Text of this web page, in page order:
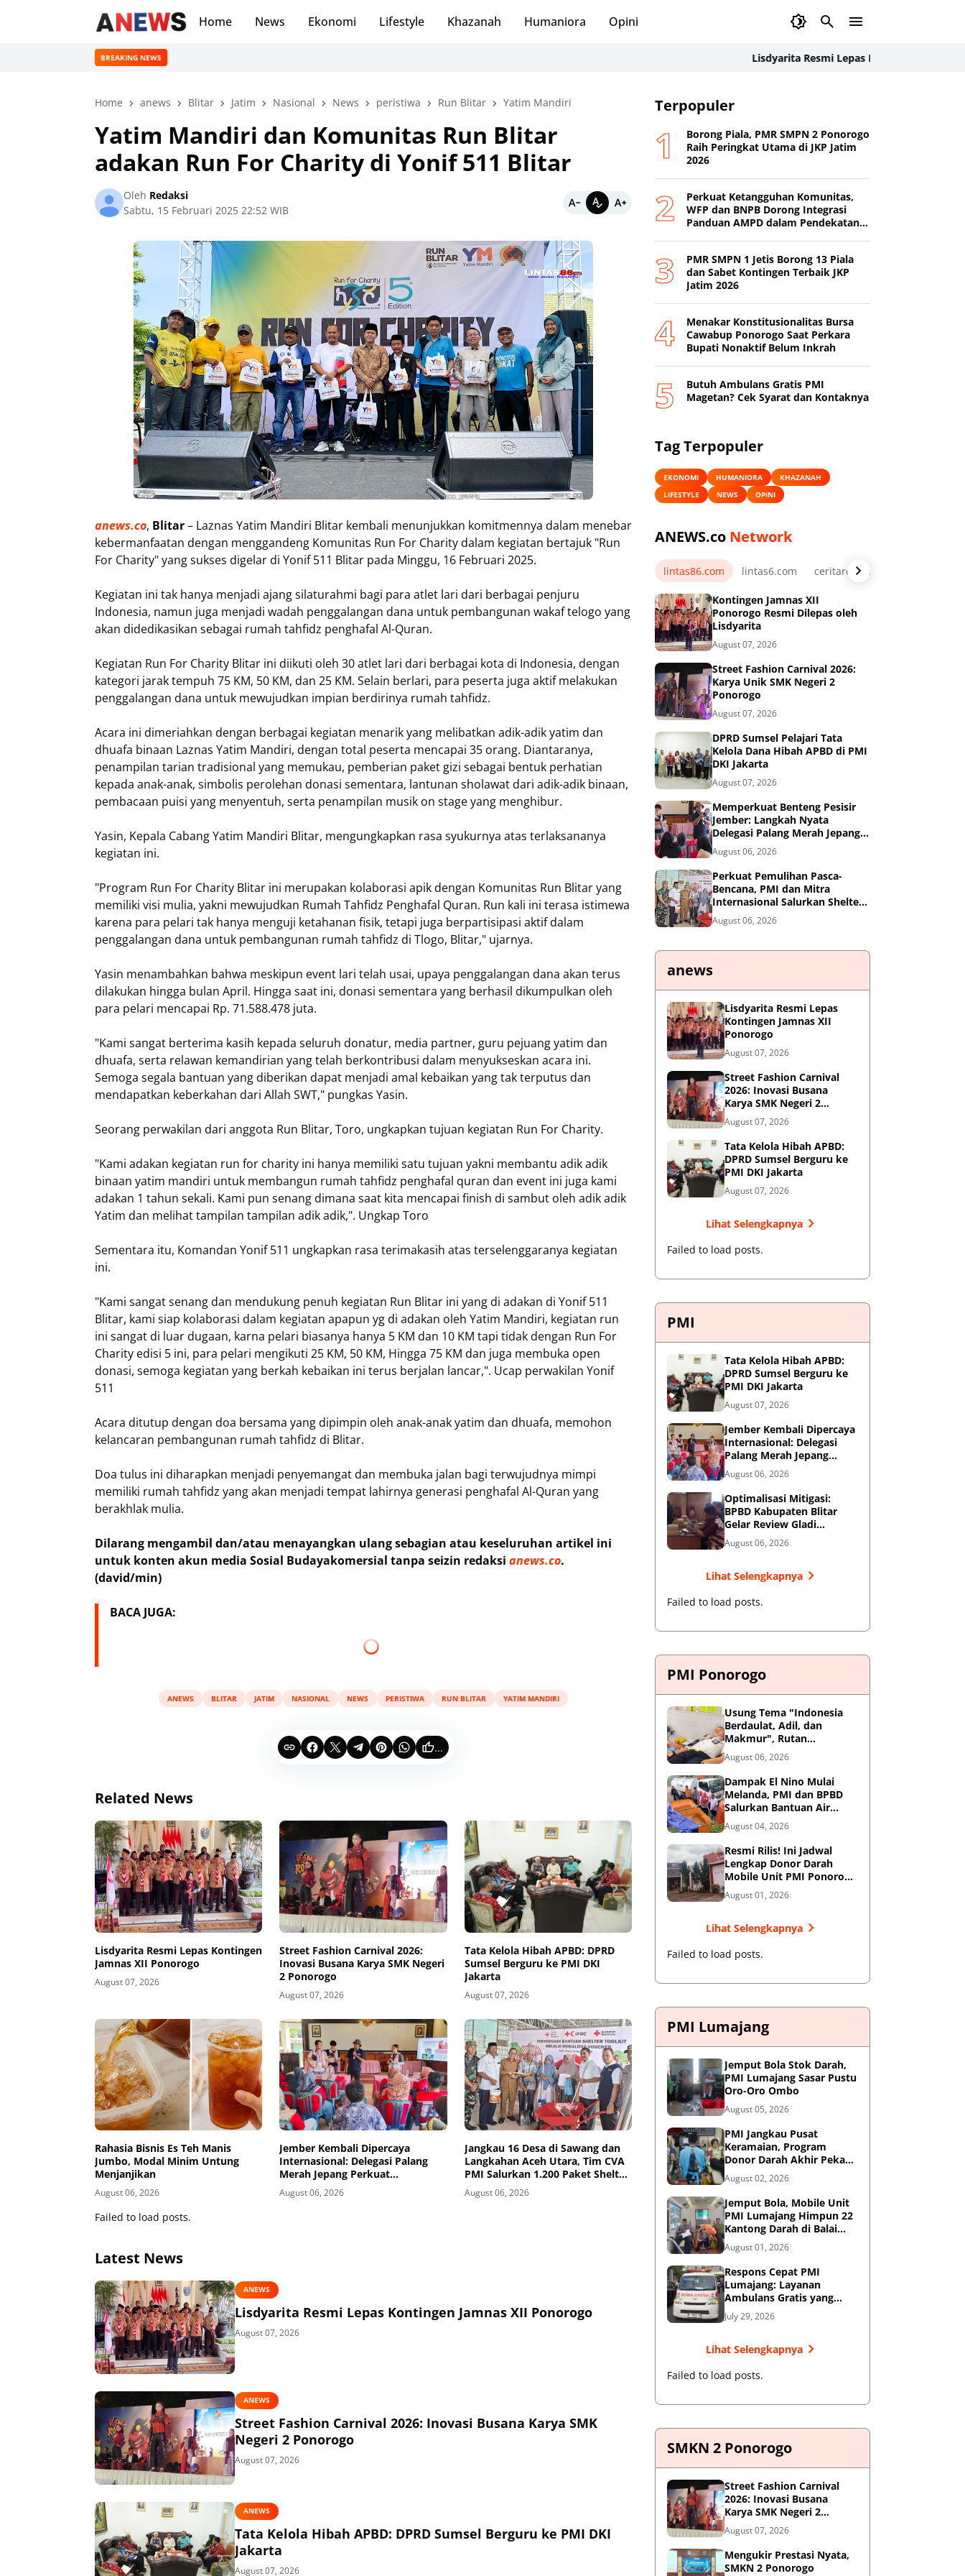
Home News Ekonomi Lifestyle Khazanah Humaniora Opini
BREAKING NEWS Lisdyarita Resmi Lepas Kontingen Jamnas XII
Home anews Blitar Jatim Nasional News peristiwa Run Blitar Yatim Mandiri
Yatim Mandiri dan Komunitas Run Blitar
adakan Run For Charity di Yonif 511 Blitar
Oleh Redaksi
Sabtu, 15 Februari 2025 22:52 WIB
anews.co, Blitar– Laznas Yatim Mandiri Blitar kembali menunjukkan komitmennya dalam menebar
kebermanfaatan dengan menggandeng Komunitas Run For Charity dalam kegiatan bertajuk "Run
For Charity" yang sukses digelar di Yonif 511 Blitar pada Minggu, 16 Februari 2025.
Kegiatan ini tak hanya menjadi ajang silaturahmi bagi para atlet lari dari berbagai penjuru
Indonesia, namun juga menjadi wadah penggalangan dana untuk pembangunan wakaf telogo yang
akan didedikasikan sebagai rumah tahfidz penghafal Al-Quran.
Kegiatan Run For Charity Blitar ini diikuti oleh 30 atlet lari dari berbagai kota di Indonesia, dengan
kategori jarak tempuh 75 KM, 50 KM, dan 25 KM. Selain berlari, para peserta juga aktif melakukan
penggalangan dana untuk mewujudkan impian berdirinya rumah tahfidz.
Acara ini dimeriahkan dengan berbagai kegiatan menarik yang melibatkan adik-adik yatim dan
dhuafa binaan Laznas Yatim Mandiri, dengan total peserta mencapai 35 orang. Diantaranya,
penampilan tarian tradisional yang memukau, pemberian paket gizi sebagai bentuk perhatian
kepada anak-anak, simbolis perolehan donasi sementara, lantunan sholawat dari adik-adik binaan,
pembacaan puisi yang menyentuh, serta penampilan musik on stage yang menghibur.
Yasin, Kepala Cabang Yatim Mandiri Blitar, mengungkapkan rasa syukurnya atas terlaksananya
kegiatan ini.
"Program Run For Charity Blitar ini merupakan kolaborasi apik dengan Komunitas Run Blitar yang
memiliki visi mulia, yakni mewujudkan Rumah Tahfidz Penghafal Quran. Run kali ini terasa istimewa
karena para pelari tak hanya menguji ketahanan fisik, tetapi juga berpartisipasi aktif dalam
penggalangan dana untuk pembangunan rumah tahfidz di Tlogo, Blitar," ujarnya.
Yasin menambahkan bahwa meskipun event lari telah usai, upaya penggalangan dana akan terus
dilakukan hingga bulan April. Hingga saat ini, donasi sementara yang berhasil dikumpulkan oleh
para pelari mencapai Rp. 71.588.478 juta.
"Kami sangat berterima kasih kepada seluruh donatur, media partner, guru pejuang yatim dan
dhuafa, serta relawan kemandirian yang telah berkontribusi dalam menyukseskan acara ini.
Semoga segala bantuan yang diberikan dapat menjadi amal kebaikan yang tak terputus dan
mendapatkan keberkahan dari Allah SWT," pungkas Yasin.
Seorang perwakilan dari anggota Run Blitar, Toro, ungkapkan tujuan kegiatan Run For Charity.
"Kami adakan kegiatan run for charity ini hanya memiliki satu tujuan yakni membantu adik adik
binaan yatim mandiri untuk membangun rumah tahfidz penghafal quran dan event ini juga kami
adakan 1 tahun sekali. Kami pun senang dimana saat kita mencapai finish di sambut oleh adik adik
Yatim dan melihat tampilan tampilan adik adik,". Ungkap Toro
Sementara itu, Komandan Yonif 511 ungkapkan rasa terimakasih atas terselenggaranya kegiatan
ini.
"Kami sangat senang dan mendukung penuh kegiatan Run Blitar ini yang di adakan di Yonif 511
Blitar, kami siap kolaborasi dalam kegiatan apapun yg di adakan oleh Yatim Mandiri, kegiatan run
ini sangat di luar dugaan, karna pelari biasanya hanya 5 KM dan 10 KM tapi tidak dengan Run For
Charity edisi 5 ini, para pelari mengikuti 25 KM, 50 KM, Hingga 75 KM dan juga membuka open
donasi, semoga kegiatan yang berkah kebaikan ini terus berjalan lancar,". Ucap perwakilan Yonif
511
Acara ditutup dengan doa bersama yang dipimpin oleh anak-anak yatim dan dhuafa, memohon
kelancaran pembangunan rumah tahfidz di Blitar.
Doa tulus ini diharapkan menjadi penyemangat dan membuka jalan bagi terwujudnya mimpi
memiliki rumah tahfidz yang akan menjadi tempat lahirnya generasi penghafal Al-Quran yang
berakhlak mulia.
Dilarang mengambil dan/atau menayangkan ulang sebagian atau keseluruhan artikel ini
untuk konten akun media Sosial Budayakomersial tanpa seizin redaksi anews.co.
(david/min)
BACA JUGA:
ANEWS BLITAR JATIM NASIONAL NEWS PERISTIWA RUN BLITAR YATIM MANDIRI
...
Related News
Lisdyarita Resmi Lepas Kontingen
Jamnas XII Ponorogo
August 07, 2026
Street Fashion Carnival 2026:
Inovasi Busana Karya SMK Negeri
2 Ponorogo
August 07, 2026
Tata Kelola Hibah APBD: DPRD
Sumsel Berguru ke PMI DKI
Jakarta
August 07, 2026
Rahasia Bisnis Es Teh Manis
Jumbo, Modal Minim Untung
Menjanjikan
August 06, 2026
Jember Kembali Dipercaya
Internasional: Delegasi Palang
Merah Jepang Perkuat
Kesiapsiagaan Bencana di
Kawasan Pesisir dan Sekolah
August 06, 2026
Jangkau 16 Desa di Sawang dan
Langkahan Aceh Utara, Tim CVA
PMI Salurkan 1.200 Paket Shelter
Toolkit
August 06, 2026
Failed to load posts.
Latest News
ANEWS
Lisdyarita Resmi Lepas Kontingen Jamnas XII Ponorogo
August 07, 2026
ANEWS
Street Fashion Carnival 2026: Inovasi Busana Karya SMK
Negeri 2 Ponorogo
August 07, 2026
ANEWS
Tata Kelola Hibah APBD: DPRD Sumsel Berguru ke PMI DKI
Jakarta
August 07, 2026
Terpopuler
Borong Piala, PMR SMPN 2 Ponorogo
Raih Peringkat Utama di JKP Jatim
2026
Perkuat Ketangguhan Komunitas,
WFP dan BNPB Dorong Integrasi
Panduan AMPD dalam Pendekatan
PMR SMPN 1 Jetis Borong 13 Piala
dan Sabet Kontingen Terbaik JKP
Jatim 2026
Menakar Konstitusionalitas Bursa
Cawabup Ponorogo Saat Perkara
Bupati Nonaktif Belum Inkrah
Butuh Ambulans Gratis PMI
Magetan? Cek Syarat dan Kontaknya
Tag Terpopuler
EKONOMI HUMANIORA
KHAZANAH
LIFESTYLE
NEWS OPINI
ANEWS.co Network
lintas86.com lintas6.com ceritarelawan.my.id
Kontingen Jamnas XII
Ponorogo Resmi Dilepas oleh
Lisdyarita
August 07, 2026
Street Fashion Carnival 2026:
Karya Unik SMK Negeri 2
Ponorogo
August 07, 2026
DPRD Sumsel Pelajari Tata
Kelola Dana Hibah APBD di PMI
DKI Jakarta
August 07, 2026
Memperkuat Benteng Pesisir
Jember: Langkah Nyata
Delegasi Palang Merah Jepang
Dampingi Relawan dan Sekolah
Tangguh Bencana
August 06, 2026
Perkuat Pemulihan Pasca-
Bencana, PMI dan Mitra
Internasional Salurkan Shelter
Toolkit untuk 1.200 Keluarga di
Aceh Utara
August 06, 2026
anews
Lisdyarita Resmi Lepas
Kontingen Jamnas XII
Ponorogo
August 07, 2026
Street Fashion Carnival
2026: Inovasi Busana
Karya SMK Negeri 2
Ponorogo
August 07, 2026
Tata Kelola Hibah APBD:
DPRD Sumsel Berguru ke
PMI DKI Jakarta
August 07, 2026
Lihat Selengkapnya
Failed to load posts.
PMI
Tata Kelola Hibah APBD:
DPRD Sumsel Berguru ke
PMI DKI Jakarta
August 07, 2026
Jember Kembali Dipercaya
Internasional: Delegasi
Palang Merah Jepang
Perkuat Kesiapsiagaan
Bencana di Kawasan
Pesisir dan Sekolah
August 06, 2026
Optimalisasi Mitigasi:
BPBD Kabupaten Blitar
Gelar Review Gladi
Kontinjensi Erupsi Gunung
Kelud
August 06, 2026
Lihat Selengkapnya
Failed to load posts.
PMI Ponorogo
Usung Tema "Indonesia
Berdaulat, Adil, dan
Makmur", Rutan
Ponorogo Gelar Donor
Darah Kemanusiaan
Sambut HUT RI ke-81
August 06, 2026
Dampak El Nino Mulai
Melanda, PMI dan BPBD
Salurkan Bantuan Air
Bersih ke Desa Terdampak
di Ponorogo
August 04, 2026
Resmi Rilis! Ini Jadwal
Lengkap Donor Darah
Mobile Unit PMI Ponorogo
Agustus 2026
August 01, 2026
Lihat Selengkapnya
Failed to load posts.
PMI Lumajang
Jemput Bola Stok Darah,
PMI Lumajang Sasar Pustu
Oro-Oro Ombo
August 05, 2026
PMI Jangkau Pusat
Keramaian, Program
Donor Darah Akhir Pekan
di GM Plaza Lumajang
Disambut Antusias
August 02, 2026
Jemput Bola, Mobile Unit
PMI Lumajang Himpun 22
Kantong Darah di Balai
Desa Jatirejo Kunir
August 01, 2026
Respons Cepat PMI
Lumajang: Layanan
Ambulans Gratis yang
Wajib Diketahui Warga
July 29, 2026
Lihat Selengkapnya
Failed to load posts.
SMKN 2 Ponorogo
Street Fashion Carnival
2026: Inovasi Busana
Karya SMK Negeri 2
Ponorogo
August 07, 2026
Mengukir Prestasi Nyata,
SMKN 2 Ponorogo